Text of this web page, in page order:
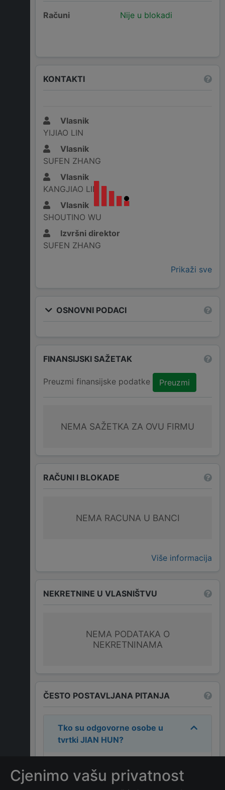
Računi Nije u blokadi
KONTAKTI
Vlasnik
YIJIAO LIN
Vlasnik
SUFEN ZHANG
Vlasnik
KANGJIAO LIN
Vlasnik
SHOUTINO WU
Izvršni direktor
SUFEN ZHANG
Prikaži sve
OSNOVNI PODACI
FINANSIJSKI SAŽETAK
Preuzmi finansijske podatke Preuzmi
NEMA SAŽETKA ZA OVU FIRMU
RAČUNI I BLOKADE
NEMA RACUNA U BANCI
Više informacija
NEKRETNINE U VLASNIŠTVU
NEMA PODATAKA O
NEKRETNINAMA
ČESTO POSTAVLJANA PITANJA
Tko su odgovorne osobe u
tvrtki JIAN HUN?
SUFEN ZHANG.
Cjenimo vašu privatnost